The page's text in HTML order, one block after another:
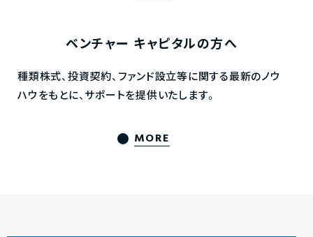
ベンチャー キャピタルの方へ
種類株式、投資契約、ファンド設立等に関する最新のノウ
ハウをもとに、サポートを提供いたします。
MORE